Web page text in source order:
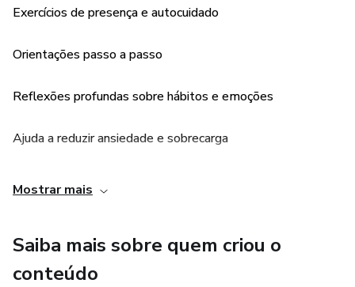
escolher.
Com pequenos passos, é possível viver com mais calma,
✔️ Práticas diárias de presença e reconexão
✔️ Exercícios de respiração e escrita terapêutica
✔️ Sugestões de rituais simples que cabem na sua rotina
Exercícios de presença e autocuidado
Orientações passo a passo
Reflexões profundas sobre hábitos e emoções
Ajuda a reduzir ansiedade e sobrecarga
Pode ser impresso
Mostrar mais
Saiba mais sobre quem criou o
conteúdo